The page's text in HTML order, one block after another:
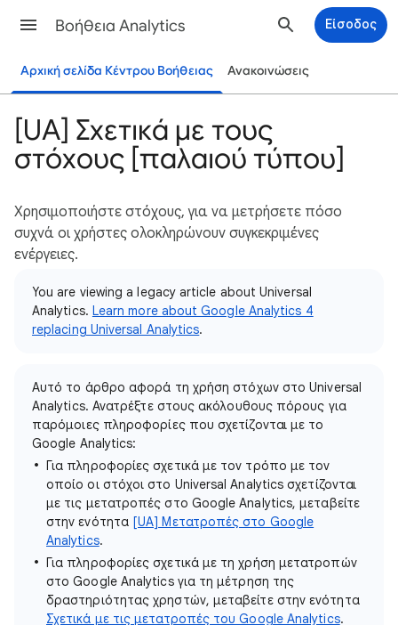
Βοήθεια Analytics Είσοδος
Αρχική σελίδα Κέντρου Βοήθειας Ανακοινώσεις
[UA] Σχετικά με τους
στόχους [παλαιού τύπου]
Χρησιμοποιήστε στόχους, για να μετρήσετε πόσο
συχνά οι χρήστες ολοκληρώνουν συγκεκριμένες
ενέργειες.
You are viewing a legacy article about Universal
Analytics. Learn more about Google Analytics 4
replacing Universal Analytics.
Αυτό το άρθρο αφορά τη χρήση στόχων στο Universal
Analytics. Ανατρέξτε στους ακόλουθους πόρους για
παρόμοιες πληροφορίες που σχετίζονται με το
Google Analytics:
Για πληροφορίες σχετικά με τον τρόπο με τον
οποίο οι στόχοι στο Universal Analytics σχετίζονται
με τις μετατροπές στο Google Analytics, μεταβείτε
στην ενότητα [UA] Μετατροπές στο Google
Analytics.
Για πληροφορίες σχετικά με τη χρήση μετατροπών
στο Google Analytics για τη μέτρηση της
δραστηριότητας χρηστών, μεταβείτε στην ενότητα
Σχετικά με τις μετατροπές του Google Analytics.